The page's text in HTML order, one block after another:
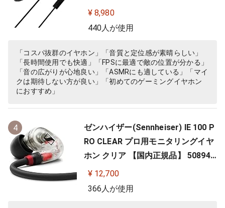
【ゲーム/VR/バイノーラル/ASMR /
360オーディオ推奨】
¥ 8,980
440人が使用
「コスパ抜群のイヤホン」「音質と定位感が素晴らしい」
「長時間使用でも快適」「FPSに最適で敵の位置が分かる」
「音の広がりが心地良い」「ASMRにも適している」「マイ
クは期待しない方が良い」「初めてのゲーミングイヤホン
におすすめ」
4
ゼンハイザー(Sennheiser) IE 100 P
RO CLEAR プロ用モニタリングイヤ
ホン クリア 【国内正規品】 508941
カナル型 有線イヤホン
¥ 12,700
366人が使用